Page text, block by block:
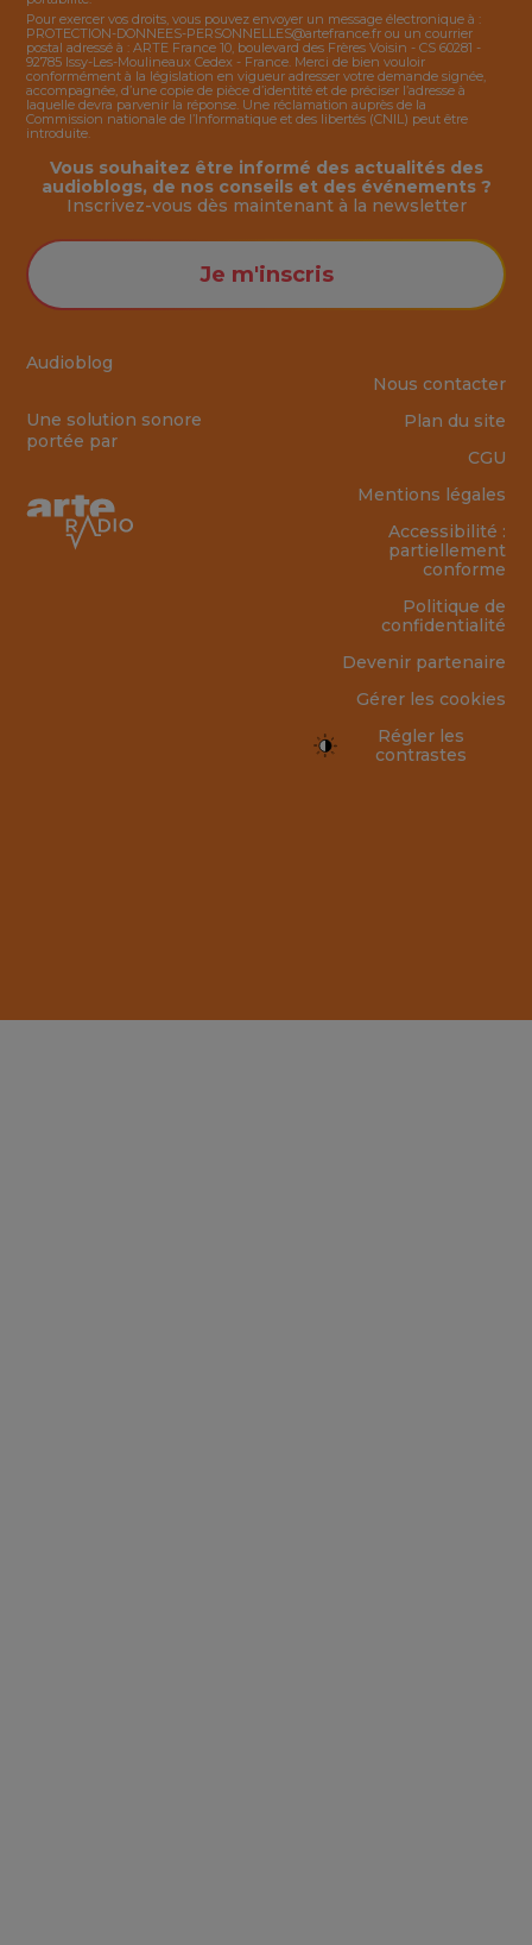
Pour exercer vos droits, vous pouvez envoyer un message électronique à :
PROTECTION-DONNEES-PERSONNELLES@artefrance.fr ou un courrier
postal adressé à : ARTE France 10, boulevard des Frères Voisin - CS 60281 -
92785 Issy-Les-Moulineaux Cedex - France. Merci de bien vouloir
conformément à la législation en vigueur adresser votre demande signée,
accompagnée, d’une copie de pièce d’identité et de préciser l’adresse à
laquelle devra parvenir la réponse. Une réclamation auprès de la
Commission nationale de l’Informatique et des libertés (CNIL) peut être
introduite.
Audioblog
Une solution sonore
portée par
Vous souhaitez être informé des actualités des
audioblogs, de nos conseils et des événements ?
Inscrivez-vous dès maintenant à la newsletter
Je m'inscris
Nous contacter
Plan du site
CGU
Mentions légales
Accessibilité :
partiellement
conforme
Politique de
confidentialité
Devenir partenaire
Gérer les cookies
Régler les
contrastes